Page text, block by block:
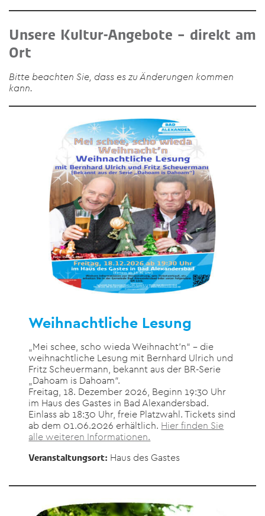
Unsere Kultur-Angebote – direkt am
Ort
Bitte beachten Sie, dass es zu Änderungen kommen
kann.
Weihnachtliche Lesung
„Mei schee, scho wieda Weihnacht’n“ – die
weihnachtliche Lesung mit Bernhard Ulrich und
Fritz Scheuermann, bekannt aus der BR-Serie
„Dahoam is Dahoam“.
Freitag, 18. Dezember 2026, Beginn 19:30 Uhr
im Haus des Gastes in Bad Alexandersbad.
Einlass ab 18:30 Uhr, freie Platzwahl. Tickets sind
ab dem 01.06.2026 erhältlich. Hier finden Sie
alle weiteren Informationen.
Veranstaltungsort: Haus des Gastes